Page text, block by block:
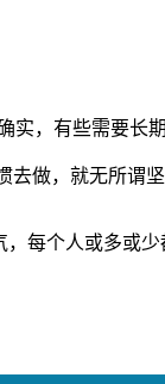
实，有些需要长
去做，就无所谓
每个人或多或